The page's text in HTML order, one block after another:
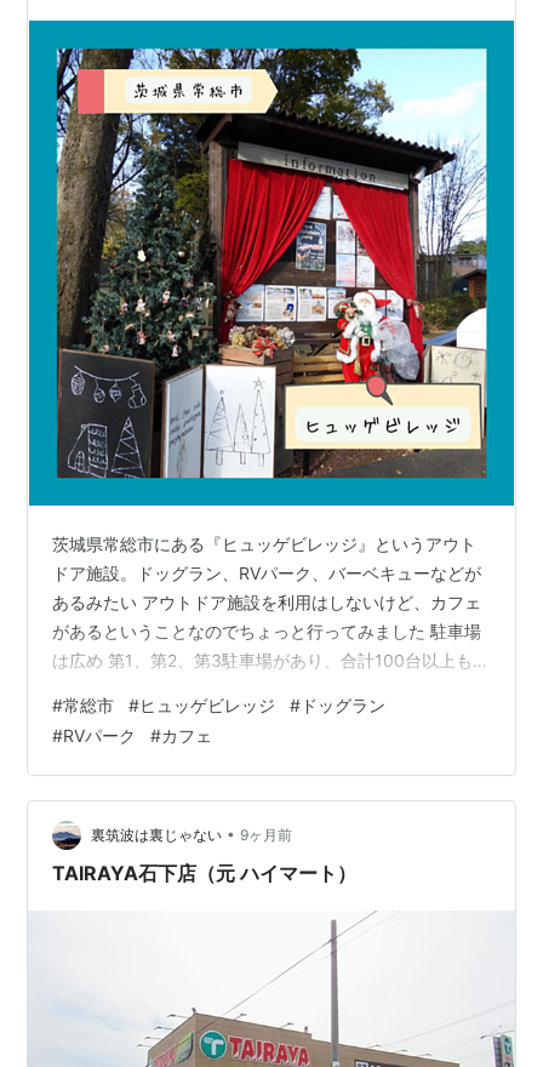
茨城県常総市にある『ヒュッゲビレッジ』というアウト
ドア施設。ドッグラン、RVパーク、バーベキューなどが
あるみたい アウトドア施設を利用はしないけど、カフェ
があるということなのでちょっと行ってみました 駐車場
は広め 第1、第2、第3駐車場があり、合計100台以上も停
第2駐車場へ RVパークってなんだろ？って思ってたけ
ど、車中泊ができる施設なんですね ヒュッゲビレッジ内
へは無料で入れました ところどころに可愛らしいお店が
点在してます こちらは雑貨販売。ドッグランがあるので
わんちゃんグッズ多めでした 多肉植物販売あります こち
らも多肉植物 寄せ…
#常総市 #ヒュッゲビレッジ # ドッグラン
#RVパーク #カフェ
裏筑波は裏じゃない • 9ヶ月前
TAIRAYA石下店（元 ハイマート）